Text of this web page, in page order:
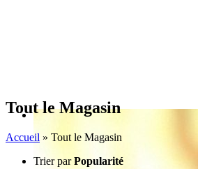
Tout le Magasin
Accueil » Tout le Magasin
Trier parPopularité